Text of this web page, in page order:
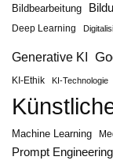
Bildbearbeitung
Deep Learning
Generative KI
KI-Ethik KI-Technologie
Machine Learning
Prompt Engineering